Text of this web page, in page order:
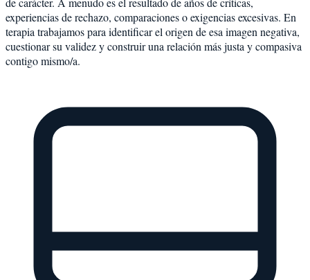
experiencias de rechazo, comparaciones o exigencias excesivas. En
terapia trabajamos para identificar el origen de esa imagen negativa,
cuestionar su validez y construir una relación más justa y compasiva
contigo mismo/a.